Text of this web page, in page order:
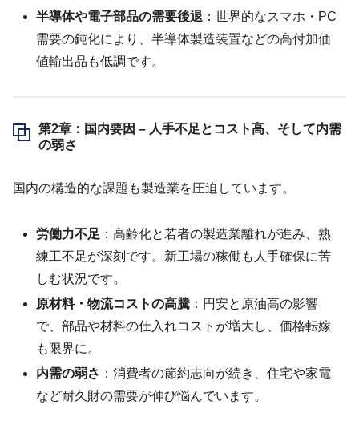
半導体や電子部品の需要後退 ：世界的なスマホ・PC
需要の鈍化により、半導体製造装置などの高付加価
値輸出品も低調です。
第2章：国内要因 – 人手不足とコスト高、そして内需
の弱さ
国内の構造的な課題も製造業を圧迫しています。
労働力不足 ：高齢化と若者の製造業離れが進み、熟
練工不足が深刻です。新工場の稼働も人手確保に苦
しむ状況です。
原材料・物流コストの高騰 ：円安と原油高の影響
で、部品や材料の仕入れコストが増大し、価格転嫁
も限界に。
内需の弱さ ：消費者の節約志向が続き、住宅や家電
など耐久財の需要が伸び悩んでいます。